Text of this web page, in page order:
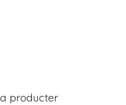
producter